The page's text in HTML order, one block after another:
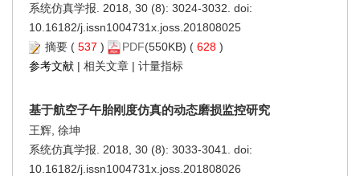
系统仿真学报. 2018, 30 (8): 3024-3032. doi:
10.16182/j.issn1004731x.joss.201808025
摘要 ( 537 ) PDF(550KB) ( 628 )
参考文献 | 相关文章 | 计量指标
基于航空子午胎刚度仿真的动态磨损监控研究
王辉, 徐坤
系统仿真学报. 2018, 30 (8): 3033-3041. doi:
10.16182/j.issn1004731x.joss.201808026